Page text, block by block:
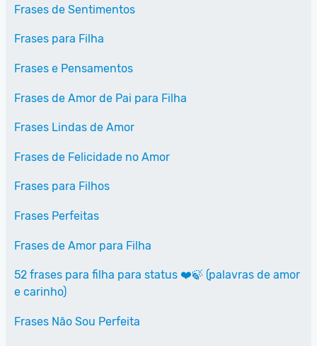
Frases de Sentimentos
Frases para Filha
Frases e Pensamentos
Frases de Amor de Pai para Filha
Frases Lindas de Amor
Frases de Felicidade no Amor
Frases para Filhos
Frases Perfeitas
Frases de Amor para Filha
52 frases para filha para status ❤️🍃 (palavras de amor
e carinho)
Frases Não Sou Perfeita